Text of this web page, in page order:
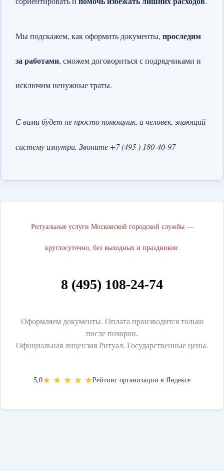
Мы подскажем, как оформить документы, проследим
за работами, сможем договориться с подрядчиками и
исключим ненужные траты.
С вами будет не просто помощник, а человек, знающий
систему изнутри. Звоните +7 (495 ) 180-40-97
Ритуальные услуги Московской городской службы —
круглосуточно, без выходных и праздников:
8 (495) 108-24-74
Оформляем документы. Оплата производится только
после похорон.
Официальная лицензия Ритуал. Государственные цены.
5,0★ ★ ★ ★ ★Рейтинг организации в Яндексе